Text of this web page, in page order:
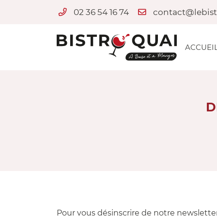
02 36 54 16 74
ACCUEIL
18300 SAINT-SATUR
02 36 54 16 74
Pour vous désinscrire de notre